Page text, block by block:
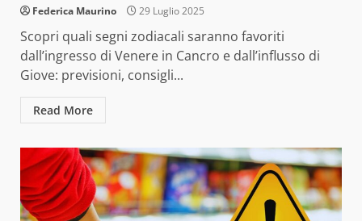
Federica Maurino 29 Luglio 2025
Scopri quali segni zodiacali saranno favoriti
dall’ingresso di Venere in Cancro e dall’influsso di
Giove: previsioni, consigli...
Read More